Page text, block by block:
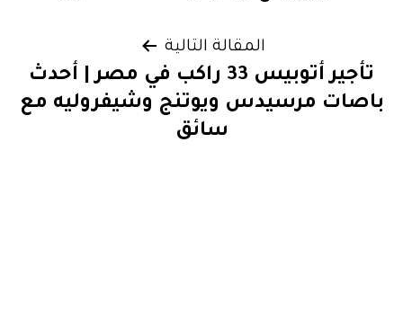
المقالات
المقالة التالية
تأجير أتوبيس 33 راكب في مصر | أحدث
باصات مرسيدس ويوتنج وشيفروليه مع
سائق